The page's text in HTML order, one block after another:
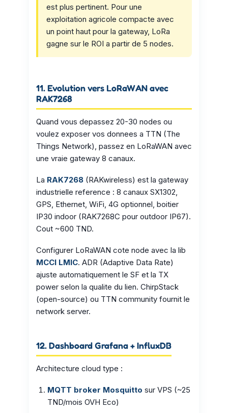
est plus pertinent. Pour une
exploitation agricole compacte avec
un point haut pour la gateway, LoRa
gagne sur le ROI a partir de 5 nodes.
11. Evolution vers LoRaWAN avec
RAK7268
Quand vous depassez 20-30 nodes ou
voulez exposer vos donnees a TTN (The
Things Network), passez en LoRaWAN avec
une vraie gateway 8 canaux.
La RAK7268 (RAKwireless) est la gateway
industrielle reference : 8 canaux SX1302,
GPS, Ethernet, WiFi, 4G optionnel, boitier
IP30 indoor (RAK7268C pour outdoor IP67).
Cout ~600 TND.
Configurer LoRaWAN cote node avec la lib
MCCI LMIC. ADR (Adaptive Data Rate)
ajuste automatiquement le SF et la TX
power selon la qualite du lien. ChirpStack
(open-source) ou TTN community fournit le
network server.
12. Dashboard Grafana + InfluxDB
Architecture cloud type :
MQTT broker Mosquitto sur VPS (~25
TND/mois OVH Eco)